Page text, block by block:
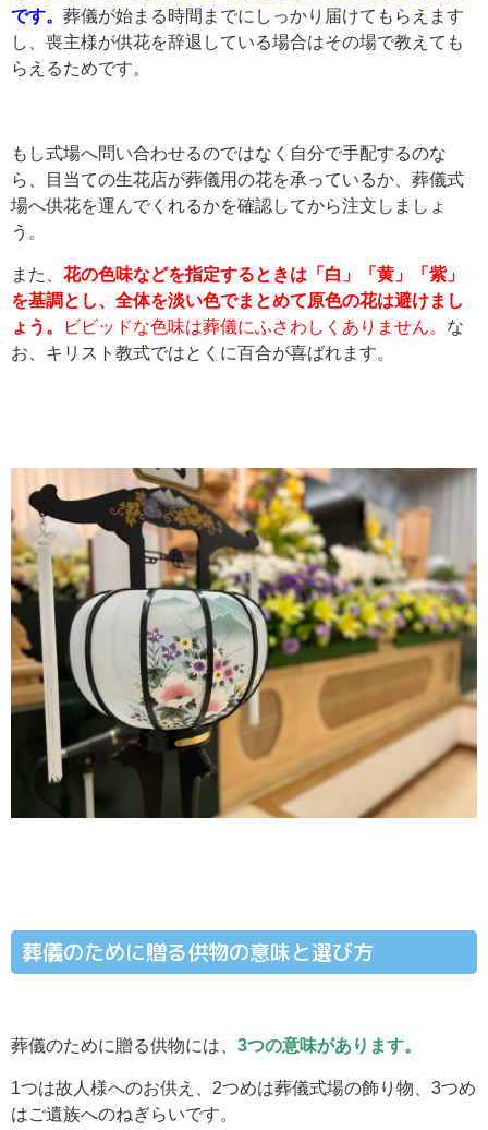
です。 葬儀が始まる時間までにしっかり届けてもらえます
し、喪主様が供花を辞退している場合はその場で教えても
らえるためです。
もし式場へ問い合わせるのではなく自分で手配するのな
ら、目当ての生花店が葬儀用の花を承っているか、葬儀式
場へ供花を運んでくれるかを確認してから注文しましょ
う。
また、 花の色味などを指定するときは「白」「黄」「紫」
を基調とし、全体を淡い色でまとめて原色の花は避けまし
ょう。
ビビッドな色味は葬儀にふさわしくありません。 な
お、キリスト教式ではとくに百合が喜ばれます。
葬儀のために贈る供物の意味と選び方
葬儀のために贈る供物には、 3つの意味があります。
1つは故人様へのお供え、2つめは葬儀式場の飾り物、3つめ
はご遺族へのねぎらいです。